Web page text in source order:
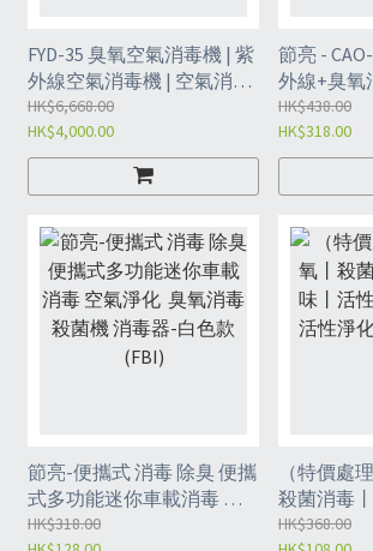
FYD-35 臭氧空氣消毒機 | 紫
外線空氣消毒機 | 空氣消毒
器（FCE）
HK$6,668.00
HK$4,000.00
節亮 -
外線+臭氧
HK$438.00
HK$318.00
節亮-便攜式 消毒 除臭 便攜
式多功能迷你車載消毒 空
氣淨化 臭氧消毒殺菌機 消
HK$318.00
（特價處
殺菌消毒
負離子丨
HK$368.00